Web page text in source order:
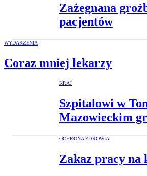
Zażegnana
pacjentów
WYDARZENIA
Coraz mniej lekarzy
KRAJ
Szpitalowi w
Mazowieckim
OCHRONA ZDROWIA
Zakaz pracy na